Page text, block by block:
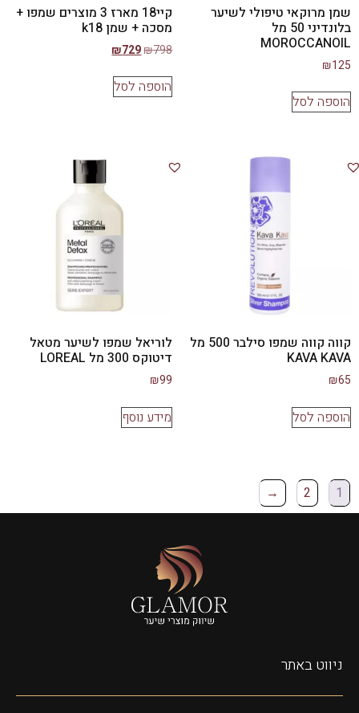
שמן מרוקאי טיפולי לשיער
בלונדיני 50 מל
MOROCCANOIL
₪125
הוספה לסל
קיי18 מארז 3 מוצרים שמפו +
מסכה + שמן k18
₪798
₪729
הוספה לסל
קווה קווה שמפו סילבר 500 מל
KAVA KAVA
₪65
הוספה לסל
לוריאל שמפו לשיער מטאל
דיטוקס 300 מל LOREAL
₪99
מידע נוסף
1
2
←
ניווט באתר